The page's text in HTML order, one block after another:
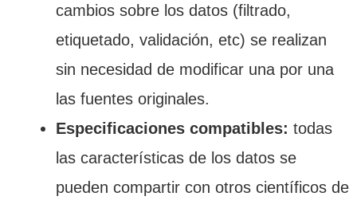
cambios sobre los datos (filtrado,
etiquetado, validación, etc) se realizan
sin necesidad de modificar una por una
las fuentes originales.
Especificaciones compatibles: todas
las características de los datos se
pueden compartir con otros científicos de